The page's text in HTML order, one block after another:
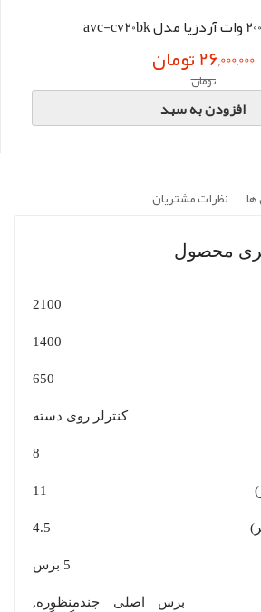
26,000,000 تومان
تومان
افزودن به سبد
نظرات مشتریان
محصول
2100
1400
650
کنترلر روی دسته
8
11
4.5
5 برس
برس اصلی چندمنظوره,